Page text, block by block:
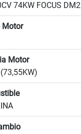
74KW FOCUS DM2
Motor
Motor